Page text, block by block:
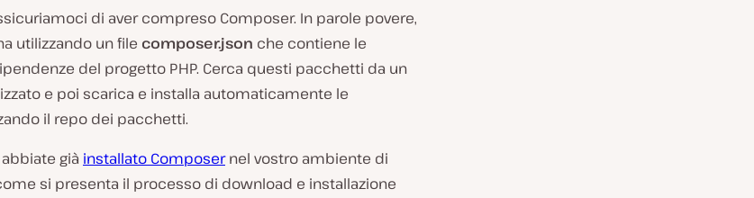
di aver compreso Composer. In parole povere,
utilizzando un file composer.json che contiene le
del progetto PHP. Cerca questi pacchetti da un
e poi scarica e installa automaticamente le
il repo dei pacchetti.
già installato Composernel vostro ambiente di
si presenta il processo di download e installazione